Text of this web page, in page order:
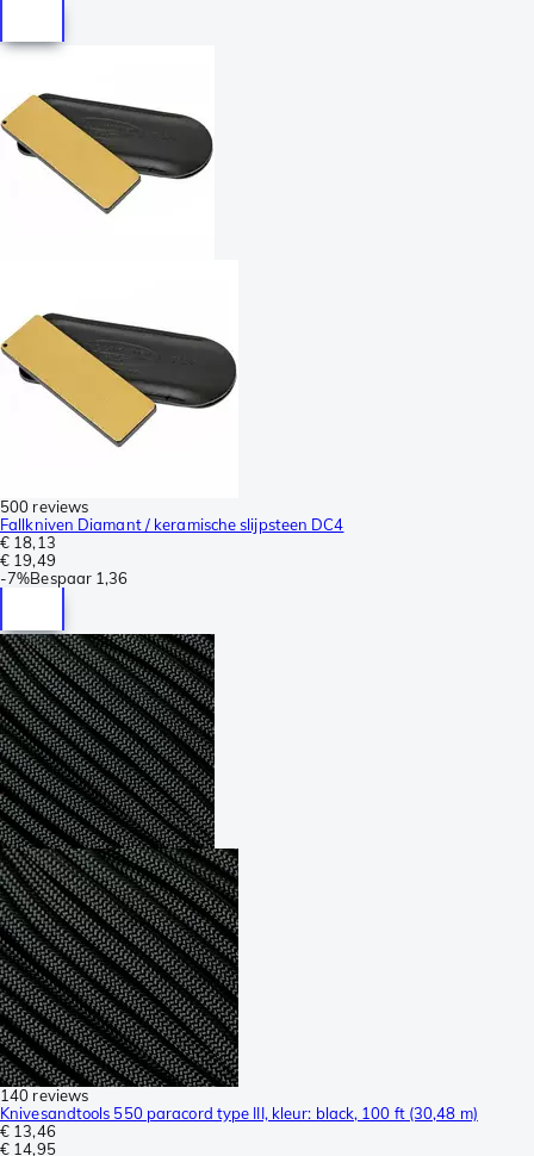
500 reviews
Fallkniven Diamant / keramische slijpsteen DC4
€ 18,13
€ 19,49
-7%Bespaar 1,36
140 reviews
Knivesandtools 550 paracord type III, kleur: black, 100 ft (30,48 m)
€ 13,46
€ 14,95